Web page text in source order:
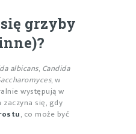
grzyby
albicans, Candida
, w
występują w
się, gdy
, co może być